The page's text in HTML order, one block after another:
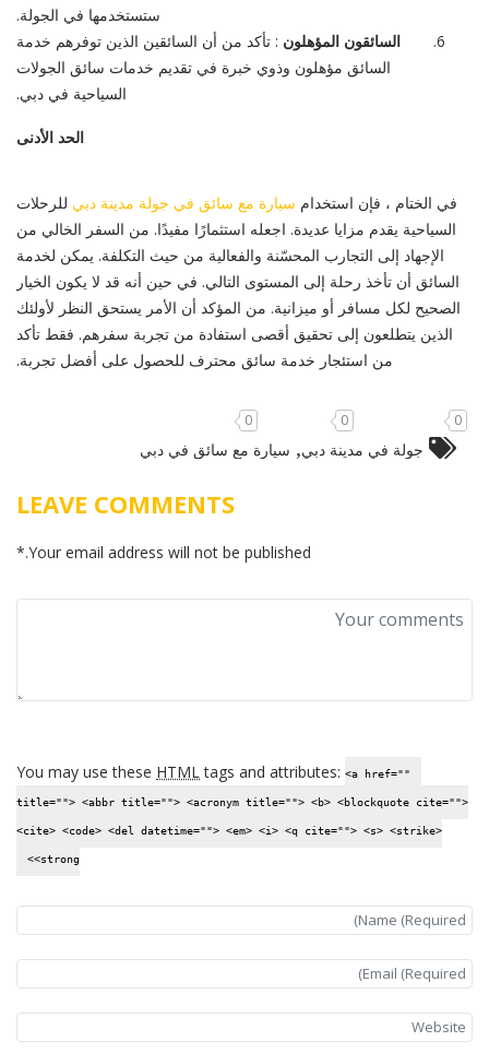
ستستخدمها في الجولة.
السائقون المؤهلون : تأكد من أن السائقين الذين توفرهم خدمة
السائق مؤهلون وذوي خبرة في تقديم خدمات سائق الجولات
السياحية في دبي.
الحد الأدنى
في الختام ، فإن استخدام سيارة مع سائق في جولة مدينة دبي للرحلات
السياحية يقدم مزايا عديدة. اجعله استثمارًا مفيدًا. من السفر الخالي من
الإجهاد إلى التجارب المحسّنة والفعالية من حيث التكلفة. يمكن لخدمة
السائق أن تأخذ رحلة إلى المستوى التالي. في حين أنه قد لا يكون الخيار
الصحيح لكل مسافر أو ميزانية. من المؤكد أن الأمر يستحق النظر لأولئك
الذين يتطلعون إلى تحقيق أقصى استفادة من تجربة سفرهم. فقط تأكد
من استئجار خدمة سائق محترف للحصول على أفضل تجربة.
0
0
0
جولة في مدينة دبي, سيارة مع سائق في دبي
LEAVE COMMENTS
Your email address will not be published.*
You may use these HTMLtags and attributes: <a href=""
title=""> <abbr title=""> <acronym title=""> <b> <blockquote cite="">
<cite> <code> <del datetime=""> <em> <i> <q cite=""> <s> <strike>
<strong>